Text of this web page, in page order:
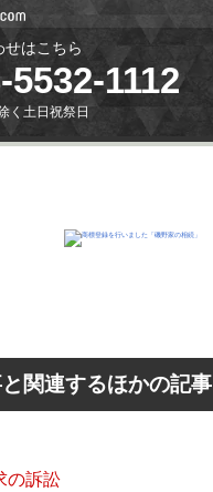
せはこちら
5532-1112
く土日祝祭日
関連するほかの記事
の訴訟